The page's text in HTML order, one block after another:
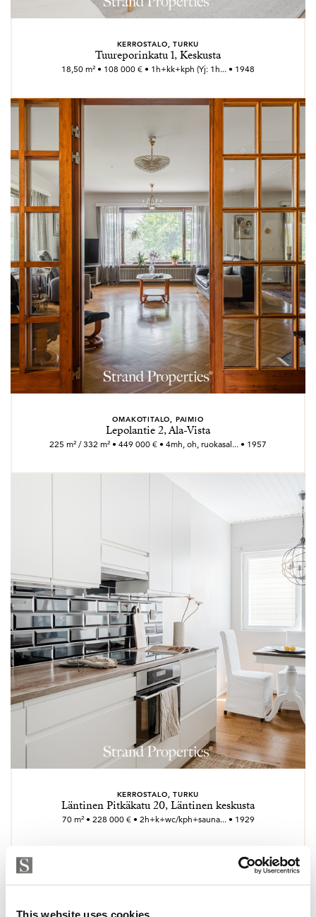
KERROSTALO, TURKU
Tuureporinkatu 1, Keskusta
18,50 m² • 108 000 € • 1h+kk+kph (Yj: 1h... • 1948
OMAKOTITALO, PAIMIO
Lepolantie 2, Ala-Vista
225 m² / 332 m² • 449 000 € • 4mh, oh, ruokasal... • 1957
KERROSTALO, TURKU
Läntinen Pitkäkatu 20, Läntinen keskusta
70 m² • 228 000 € • 2h+k+wc/kph+sauna... • 1929